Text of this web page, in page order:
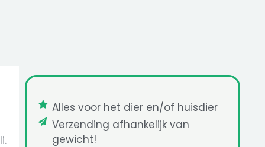
Alles voor het dier en/of huisdier
Verzending afhankelijk van
gewicht!